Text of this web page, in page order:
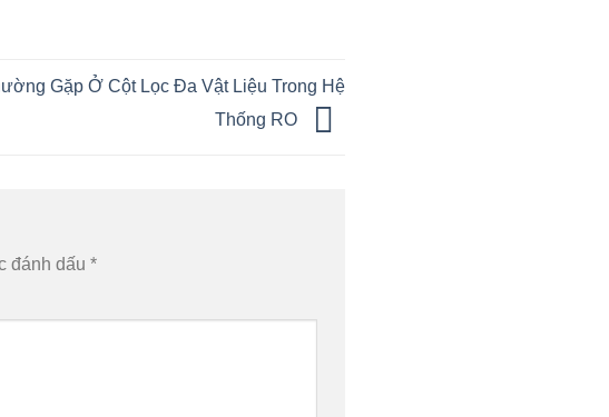
Gặp Ở Cột Lọc Đa Vật Liệu Trong Hệ
Thống RO
đánh dấu *